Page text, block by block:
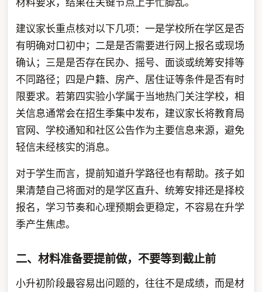
建议家长重点核对以下几项：一是学校所在学区是否
有明确对口初中；二是是否需要进行网上报名或现场
确认；三是是否存在民办、摇号、面谈或统筹安排等
不同路径；四是户籍、房产、居住证等条件是否有时
限要求。若第四实验小学属于当地热门关注学校，相
关信息通常会在招生季集中发布，建议家长将教育局
官网、学校通知和社区公告作为主要信息来源，避免
轻信未经核实的消息。
对于学生而言，提前知道升学路径也有帮助。孩子如
果清楚自己将面对的是学区直升、统筹安排还是择校
报名，学习节奏和心理预期会更稳定，不容易在升学
季产生焦虑。
二、材料准备要提前做，不要等到截止前
小升初阶段最容易出问题的，往往不是成绩，而是材